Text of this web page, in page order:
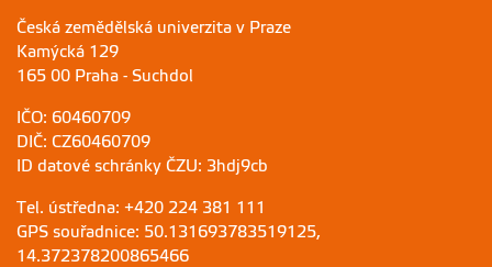
Česká zemědělská univerzita v Praze
Kamýcká 129
165 00 Praha - Suchdol
IČO: 60460709
DIČ: CZ60460709
ID datové schránky ČZU: 3hdj9cb
Tel. ústředna: +420 224 381 111
GPS souřadnice: 50.131693783519125,
14.372378200865466